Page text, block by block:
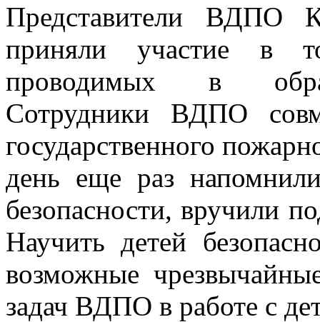
Представители ВДПО
приняли участие в
проводимых в
Сотрудники ВДПО
государственного
день еще раз
безопасности, вручили
Научить детей
возможные
задач ВДПО в работе с